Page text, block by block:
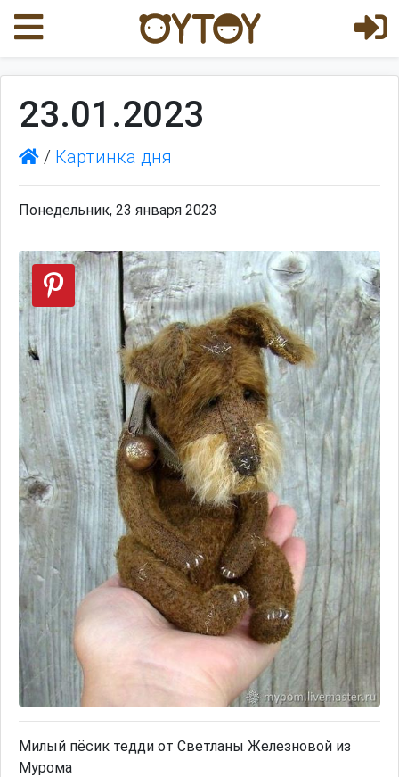
23.01.2023
/ Картинка дня
Понедельник, 23 января 2023
Милый пёсик тедди от Светланы Железновой из
Мурома